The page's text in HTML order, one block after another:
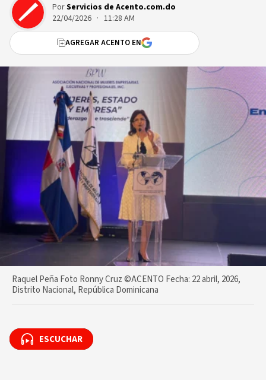
PorServicios de Acento.com.do
22/04/2026 · 11:28 AM
AGREGAR ACENTO EN
Raquel Peña Foto Ronny Cruz ©ACENTO Fecha: 22 abril, 2026,
Distrito Nacional, República Dominicana
ESCUCHAR
ESCUCHAR